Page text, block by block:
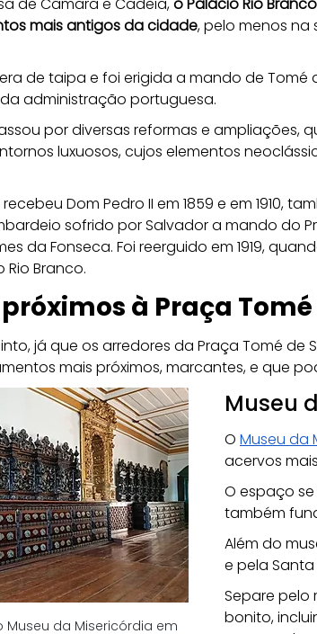
de Câmara e Cadeia, o Palácio Rio
mais antigos da cidade, pelo menos na
de taipa e foi erigida a mando de Tomé
administração portuguesa.
por diversas reformas e ampliações,
luxuosos, cujos elementos
Dom Pedro II em 1859 e em 1910,
sofrido por Salvador a mando do
da Fonseca. Foi reerguido em 1919,
Branco.
à Praça Tomé
já que os arredores da Praça Tomé de
mais próximos, marcantes, e que
Museu da Misericórdia em
Museu
O Museu da
acervos
O espaço
também
Além do
e pela
Separe pelo
bonito,